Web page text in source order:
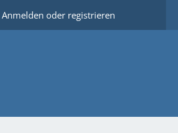
Anmelden oder registrieren